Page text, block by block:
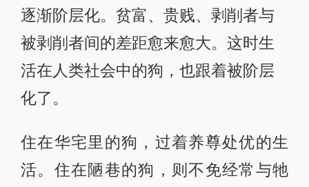
逐渐阶层化。贫富、贵贱、剥削者与
被剥削者间的差距愈来愈大。这时生
活在人类社会中的狗，也跟着被阶层
化了。
住在华宅里的狗，过着养尊处优的生
活。住在陋巷的狗，则不免经常与牠